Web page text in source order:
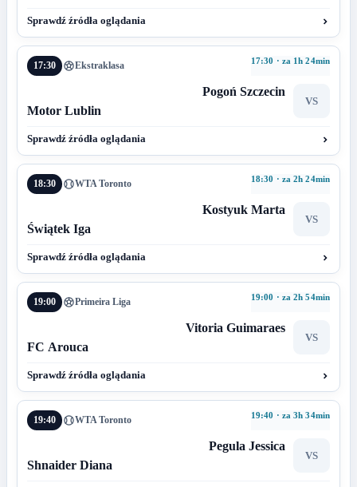
Sprawdź źródła oglądania
17:30 Ekstraklasa 17:30 · za 1h 24min
Pogoń Szczecin
VS
Motor Lublin
Sprawdź źródła oglądania
18:30 WTA Toronto 18:30 · za 2h 24min
Kostyuk Marta
VS
Świątek Iga
Sprawdź źródła oglądania
19:00 Primeira Liga 19:00 · za 2h 54min
Vitoria Guimaraes
VS
FC Arouca
Sprawdź źródła oglądania
19:40 WTA Toronto 19:40 · za 3h 34min
Pegula Jessica
VS
Shnaider Diana